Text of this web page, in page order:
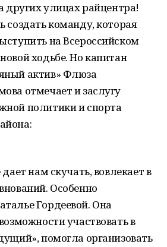
других улицах райцентра!
создать команду, которая
на Всероссийском
ходьбе. Но капитан
актив» Флюза
отмечает и заслугу
политики и спорта
нам скучать, вовлекает в
Особенно
Гордеевой. Она
участвовать в
помогла организовать